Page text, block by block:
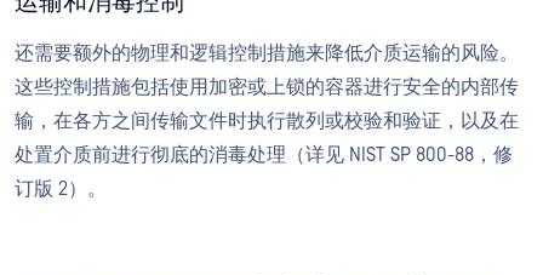
还需要额外的物理和逻辑控制措施来降低介质运输的风险。
这些控制措施包括使用加密或上锁的容器进行安全的内部传
输，在各方之间传输文件时执行散列或校验和验证，以及在
处置介质前进行彻底的消毒处理（详见 NIST SP 800-88，修
订版 2）。